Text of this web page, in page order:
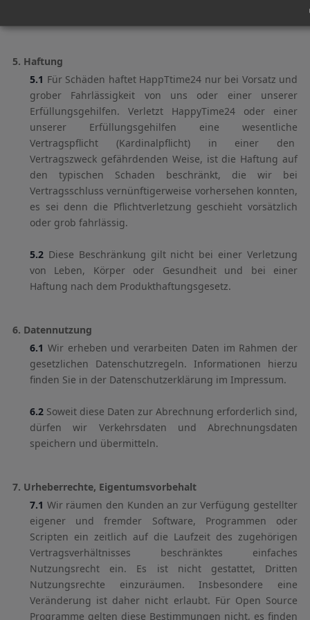
5. Haftung
5.1 Für Schäden haftet HappTtime24 nur bei Vorsatz und
grober Fahrlässigkeit von uns oder einer unserer
Erfüllungsgehilfen. Verletzt HappyTime24 oder einer
unserer Erfüllungsgehilfen eine wesentliche
Vertragspflicht (Kardinalpflicht) in einer den
Vertragszweck gefährdenden Weise, ist die Haftung auf
den typischen Schaden beschränkt, die wir bei
Vertragsschluss vernünftigerweise vorhersehen konnten,
es sei denn die Pflichtverletzung geschieht vorsätzlich
oder grob fahrlässig.
5.2 Diese Beschränkung gilt nicht bei einer Verletzung
von Leben, Körper oder Gesundheit und bei einer
Haftung nach dem Produkthaftungsgesetz.
6. Datennutzung
6.1 Wir erheben und verarbeiten Daten im Rahmen der
gesetzlichen Datenschutzregeln. Informationen hierzu
finden Sie in der Datenschutzerklärung im Impressum.
6.2 Soweit diese Daten zur Abrechnung erforderlich sind,
dürfen wir Verkehrsdaten und Abrechnungsdaten
speichern und übermitteln.
7. Urheberrechte, Eigentumsvorbehalt
7.1 Wir räumen den Kunden an zur Verfügung gestellter
eigener und fremder Software, Programmen oder
Scripten ein zeitlich auf die Laufzeit des zugehörigen
Vertragsverhältnisses beschränktes einfaches
Nutzungsrecht ein. Es ist nicht gestattet, Dritten
Nutzungsrechte einzuräumen. Insbesondere eine
Veränderung ist daher nicht erlaubt. Für Open Source
Programme gelten diese Bestimmungen nicht, es finden